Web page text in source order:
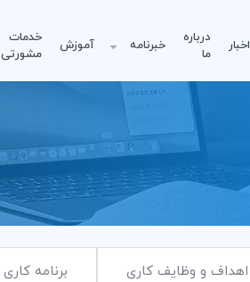
اخبار
درباره
ما
خبرنامه آموزش
خدمات
مشورتی
اهداف و وظایف کاری برنامه کاری